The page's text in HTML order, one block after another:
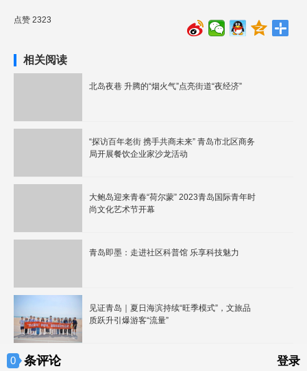
点赞 2323
相关阅读
北岛夜巷 升腾的“烟火气”点亮街道“夜经济”
“探访百年老街 携手共商未来” 青岛市北区商务
局开展餐饮企业家沙龙活动
大鲍岛迎来青春“荷尔蒙” 2023青岛国际青年时
尚文化艺术节开幕
青岛即墨：走进社区科普馆 乐享科技魅力
见证青岛｜夏日海滨持续“旺季模式”，文旅品
质跃升引爆游客“流量”
0 条评论 登录